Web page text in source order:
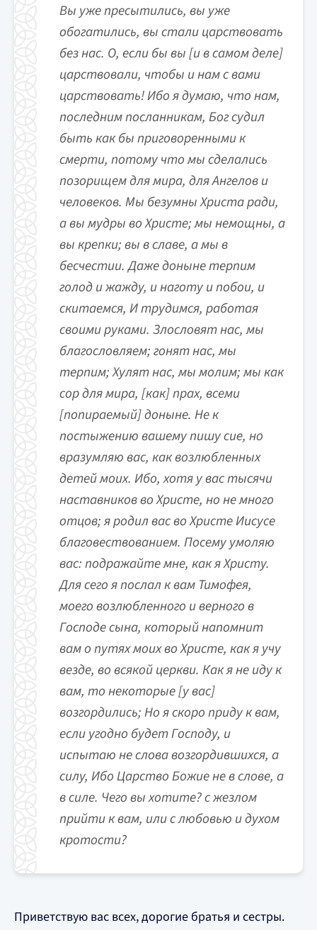
Вы уже пресытились, вы уже
обогатились, вы стали царствовать
без нас. О, если бы вы [и в самом деле]
царствовали, чтобы и нам с вами
царствовать! Ибо я думаю, что нам,
последним посланникам, Бог судил
быть как бы приговоренными к
смерти, потому что мы сделались
позорищем для мира, для Ангелов и
человеков. Мы безумны Христа ради,
а вы мудры во Христе; мы немощны, а
вы крепки; вы в славе, а мы в
бесчестии. Даже доныне терпим
голод и жажду, и наготу и побои, и
скитаемся, И трудимся, работая
своими руками. Злословят нас, мы
благословляем; гонят нас, мы
терпим; Хулят нас, мы молим; мы как
сор для мира, [как] прах, всеми
[попираемый] доныне. Не к
постыжению вашему пишу сие, но
вразумляю вас, как возлюбленных
детей моих. Ибо, хотя у вас тысячи
наставников во Христе, но не много
отцов; я родил вас во Христе Иисусе
благовествованием. Посему умоляю
вас: подражайте мне, как я Христу.
Для сего я послал к вам Тимофея,
моего возлюбленного и верного в
Господе сына, который напомнит
вам о путях моих во Христе, как я учу
везде, во всякой церкви. Как я не иду к
вам, то некоторые [у вас]
возгордились; Но я скоро приду к вам,
если угодно будет Господу, и
испытаю не слова возгордившихся, а
силу, Ибо Царство Божие не в слове, а
в силе. Чего вы хотите? с жезлом
прийти к вам, или с любовью и духом
кротости?
Приветствую вас всех, дорогие братья и сестры.